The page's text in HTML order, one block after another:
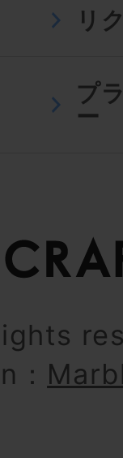
リ
プ
ー